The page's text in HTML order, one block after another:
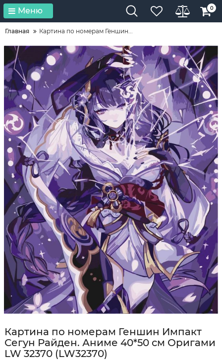
Меню 0
Главная Картина по номерам Геншин...
Картина по номерам Геншин Импакт
Сегун Райден. Аниме 40*50 см Оригами
LW 32370 (LW32370)